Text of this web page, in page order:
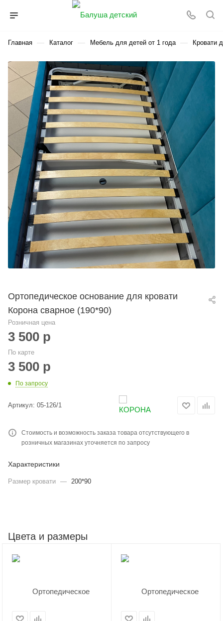
Главная — Каталог — Мебель для детей от 1 года — Кровати
Ортопедическое основание для кровати
Корона сварное (190*90)
Розничная цена
3 500 р
По карте
3 500 р
По запросу
Артикул: 05-126/1
Стоимость и возможность заказа товара отсутствующего в
розничных магазинах уточняется по запросу
Характеристики
Размер кровати — 200*90
Цвета и размеры